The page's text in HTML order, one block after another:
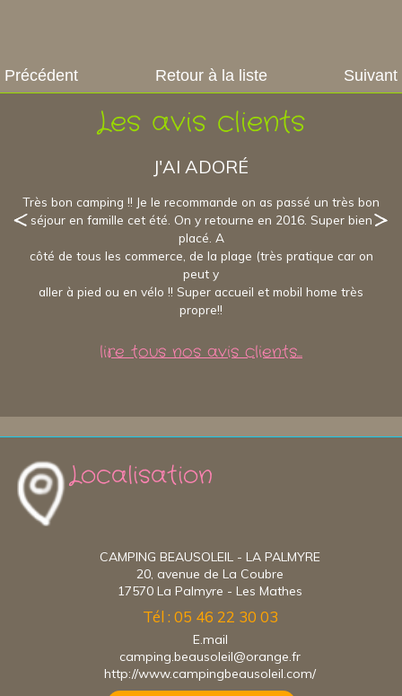
Précédent Retour à la liste Suivant
Les avis clients
J'AI ADORÉ
Très bon camping !! Je le recommande on as passé un très bon
séjour en famille cet été. On y retourne en 2016. Super bien
placé. A
côté de tous les commerce, de la plage (très pratique car on
peut y
aller à pied ou en vélo !! Super accueil et mobil home très
propre!!
lire tous nos avis clients...
Localisation
CAMPING BEAUSOLEIL - LA PALMYRE
20, avenue de La Coubre
17570 La Palmyre - Les Mathes
Tél : 05 46 22 30 03
E.mail
camping.beausoleil@orange.fr
http://www.campingbeausoleil.com/